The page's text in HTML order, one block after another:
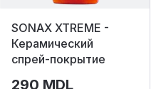
SONAX XTREME -
Керамический
спрей‑покрытие
290 MDL